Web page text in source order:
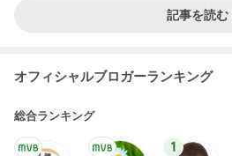
記事を読む
オフィシャルブロガーランキング
総合ランキング
1